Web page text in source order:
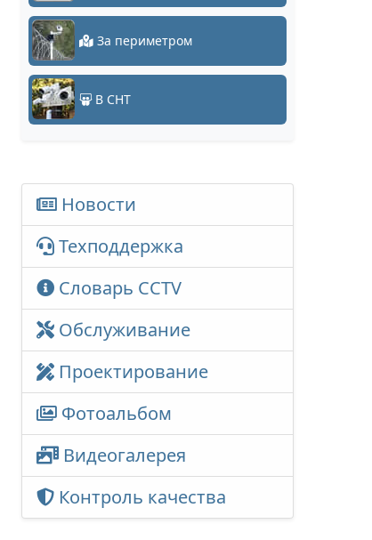
За периметром
В СНТ
Новости
Техподдержка
Словарь CCTV
Обслуживание
Проектирование
Фотоальбом
Видеогалерея
Контроль качества